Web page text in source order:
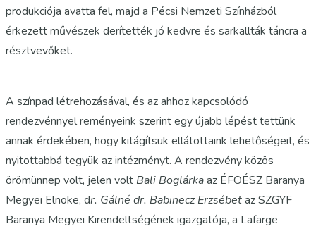
produkciója avatta fel, majd a Pécsi Nemzeti Színházból
érkezett művészek derítették jó kedvre és sarkallták táncra a
résztvevőket.
A színpad létrehozásával, és az ahhoz kapcsolódó
rendezvénnyel reményeink szerint egy újabb lépést tettünk
annak érdekében, hogy kitágítsuk ellátottaink lehetőségeit, és
nyitottabbá tegyük az intézményt. A rendezvény közös
örömünnep volt, jelen volt Bali Boglárkaaz ÉFOÉSZ Baranya
Megyei Elnöke, dr. Gálné dr. Babinecz Erzsébetaz SZGYF
Baranya Megyei Kirendeltségének igazgatója, a Lafarge